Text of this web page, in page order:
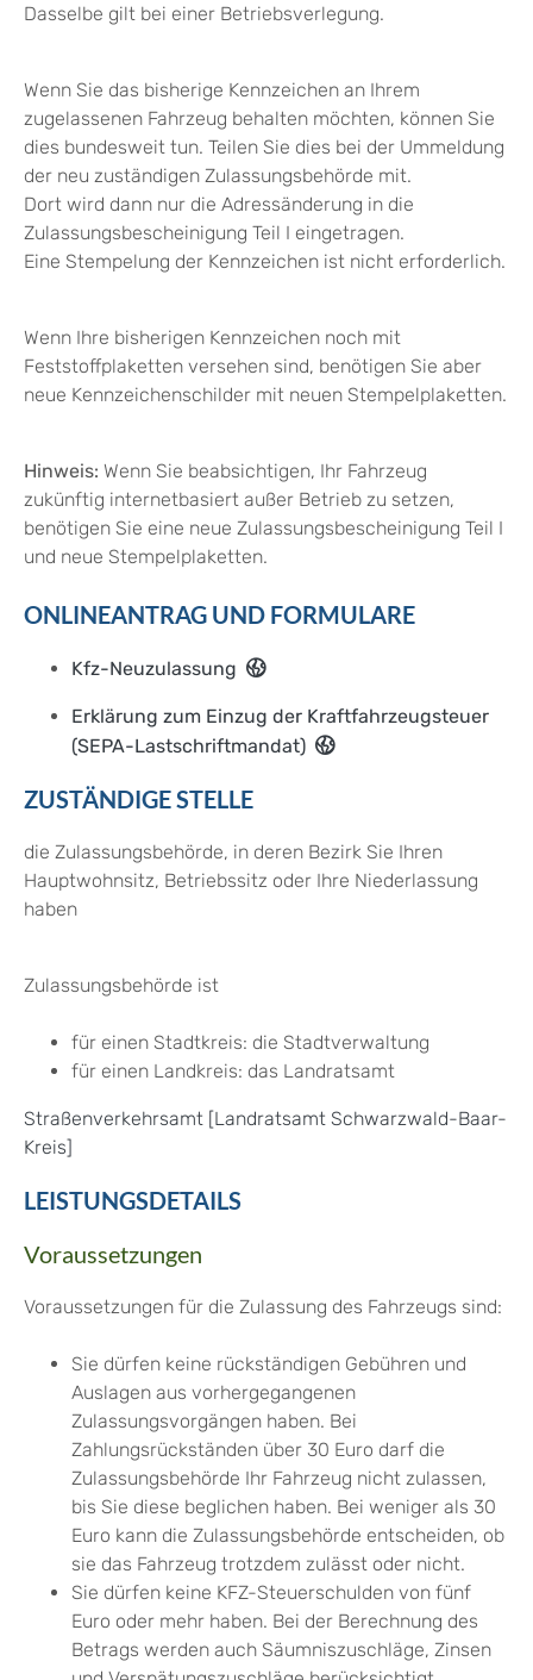
Dasselbe gilt bei einer Betriebsverlegung.
Wenn Sie das bisherige Kennzeichen an Ihrem
zugelassenen Fahrzeug behalten möchten, können Sie
dies bundesweit tun. Teilen Sie dies bei der Ummeldung
der neu zuständigen Zulassungsbehörde mit.
Dort wird dann nur die Adressänderung in die
Zulassungsbescheinigung Teil I eingetragen.
Eine Stempelung der Kennzeichen ist nicht erforderlich.
Wenn Ihre bisherigen Kennzeichen noch mit
Feststoffplaketten versehen sind, benötigen Sie aber
neue Kennzeichenschilder mit neuen Stempelplaketten.
Hinweis: Wenn Sie beabsichtigen, Ihr Fahrzeug
zukünftig internetbasiert außer Betrieb zu setzen,
benötigen Sie eine neue Zulassungsbescheinigung Teil I
und neue Stempelplaketten.
ONLINEANTRAG UND FORMULARE
Kfz-Neuzulassung
Erklärung zum Einzug der Kraftfahrzeugsteuer
(SEPA-Lastschriftmandat)
ZUSTÄNDIGE STELLE
die Zulassungsbehörde, in deren Bezirk Sie Ihren
Hauptwohnsitz, Betriebssitz oder Ihre Niederlassung
haben
Zulassungsbehörde ist
für einen Stadtkreis: die Stadtverwaltung
für einen Landkreis: das Landratsamt
Straßenverkehrsamt [Landratsamt Schwarzwald-Baar-
Kreis]
LEISTUNGSDETAILS
Voraussetzungen
Voraussetzungen für die Zulassung des Fahrzeugs sind:
Sie dürfen keine rückständigen Gebühren und
Auslagen aus vorhergegangenen
Zulassungsvorgängen haben. Bei
Zahlungsrückständen über 30 Euro darf die
Zulassungsbehörde Ihr Fahrzeug nicht zulassen,
bis Sie diese beglichen haben. Bei weniger als 30
Euro kann die Zulassungsbehörde entscheiden, ob
sie das Fahrzeug trotzdem zulässt oder nicht.
Sie dürfen keine KFZ-Steuerschulden von fünf
Euro oder mehr haben. Bei der Berechnung des
Betrags werden auch Säumniszuschläge, Zinsen